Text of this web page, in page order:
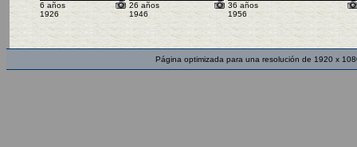
6 años
1926
26 años
1946
36 años
1956
Página optimizada para una resolución de 1920 x